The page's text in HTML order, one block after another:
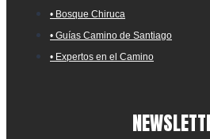
• Bosque Chiruca
• Guías Camino de Santiago
• Expertos en el Camino